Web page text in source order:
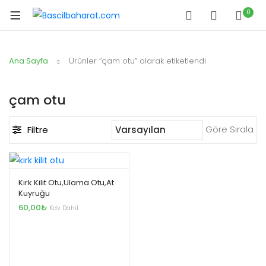
0
Ana Sayfa Ürünler “çam otu” olarak etiketlendi
çam otu
Filtre Göre Sırala
Kırk Kilit Otu,ulama Otu,at
Kuyruğu
60,00₺ Kdv Dahil